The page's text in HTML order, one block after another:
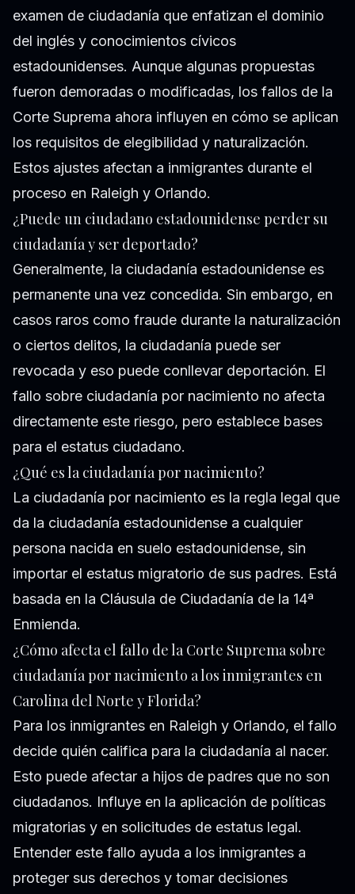
examen de ciudadanía que enfatizan el dominio
del inglés y conocimientos cívicos
estadounidenses. Aunque algunas propuestas
fueron demoradas o modificadas, los fallos de la
Corte Suprema ahora influyen en cómo se aplican
los requisitos de elegibilidad y naturalización.
Estos ajustes afectan a inmigrantes durante el
proceso en Raleigh y Orlando.
¿Puede un ciudadano estadounidense perder su
ciudadanía y ser deportado?
Generalmente, la ciudadanía estadounidense es
permanente una vez concedida. Sin embargo, en
casos raros como fraude durante la naturalización
o ciertos delitos, la ciudadanía puede ser
revocada y eso puede conllevar deportación. El
fallo sobre ciudadanía por nacimiento no afecta
directamente este riesgo, pero establece bases
para el estatus ciudadano.
¿Qué es la ciudadanía por nacimiento?
La ciudadanía por nacimiento es la regla legal que
da la ciudadanía estadounidense a cualquier
persona nacida en suelo estadounidense, sin
importar el estatus migratorio de sus padres. Está
basada en la Cláusula de Ciudadanía de la 14ª
Enmienda.
¿Cómo afecta el fallo de la Corte Suprema sobre
ciudadanía por nacimiento a los inmigrantes en
Carolina del Norte y Florida?
Para los inmigrantes en Raleigh y Orlando, el fallo
decide quién califica para la ciudadanía al nacer.
Esto puede afectar a hijos de padres que no son
ciudadanos. Influye en la aplicación de políticas
migratorias y en solicitudes de estatus legal.
Entender este fallo ayuda a los inmigrantes a
proteger sus derechos y tomar decisiones